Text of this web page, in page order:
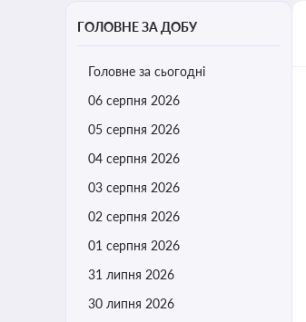
ГОЛОВНЕ ЗА ДОБУ
Головне за сьогодні
06 серпня 2026
05 серпня 2026
04 серпня 2026
03 серпня 2026
02 серпня 2026
01 серпня 2026
31 липня 2026
30 липня 2026